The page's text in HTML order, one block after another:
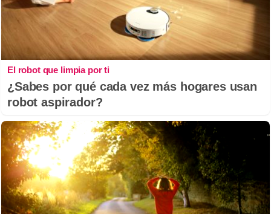
El robot que limpia por ti
¿Sabes por qué cada vez más hogares usan
robot aspirador?